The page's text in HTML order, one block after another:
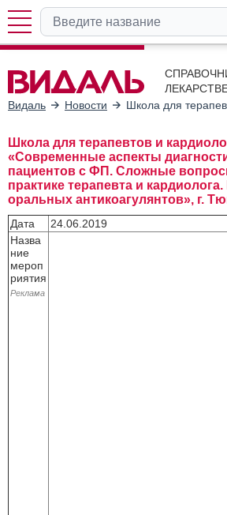
Видаль
Новости Школа для
Школа для терапевтов и
«Современные аспекты
пациентов с ФП. Сложные
практике терапевта и
оральных антикоагулянтов», г.
Дата
24.06.2019
Назва
ние
мероп
риятия
Реклама